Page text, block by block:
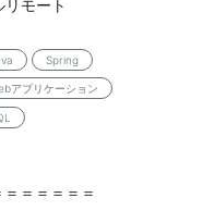
リモート
Spring
アプリケーション
＝＝＝＝＝